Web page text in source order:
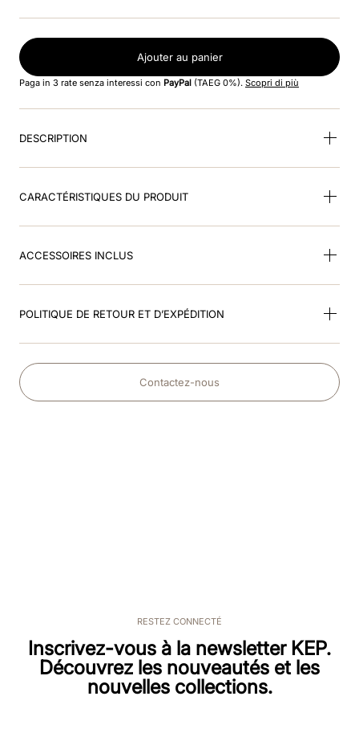
8.black
10.kep cromo
Ajouter au panier
Paga in 3 rate senza interessi con PayPal (TAEG 0%). Scopri di più
DESCRIPTION
CARACTÉRISTIQUES DU PRODUIT
ACCESSOIRES INCLUS
POLITIQUE DE RETOUR ET D’EXPÉDITION
Contactez-nous
RESTEZ CONNECTÉ
Inscrivez-vous à la newsletter KEP.
Découvrez les nouveautés et les
nouvelles collections.